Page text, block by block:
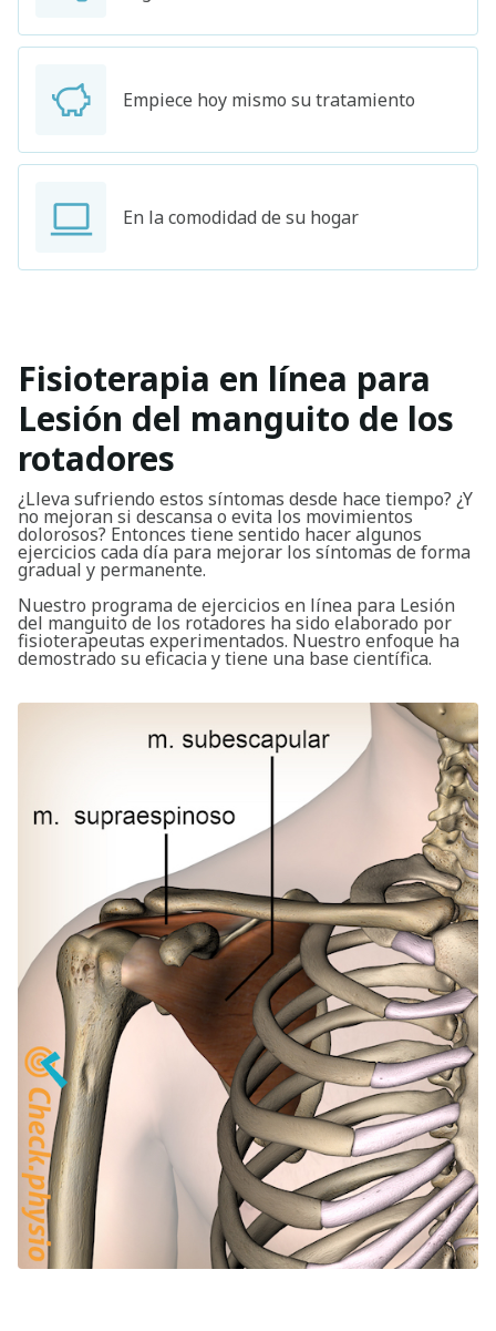
Empiece hoy mismo su tratamiento
En la comodidad de su hogar
Fisioterapia en línea para
Lesión del manguito de los
rotadores
¿Lleva sufriendo estos síntomas desde hace tiempo? ¿Y
no mejoran si descansa o evita los movimientos
dolorosos? Entonces tiene sentido hacer algunos
ejercicios cada día para mejorar los síntomas de forma
gradual y permanente.
Nuestro programa de ejercicios en línea para Lesión
del manguito de los rotadores ha sido elaborado por
fisioterapeutas experimentados. Nuestro enfoque ha
demostrado su eficacia y tiene una base científica.